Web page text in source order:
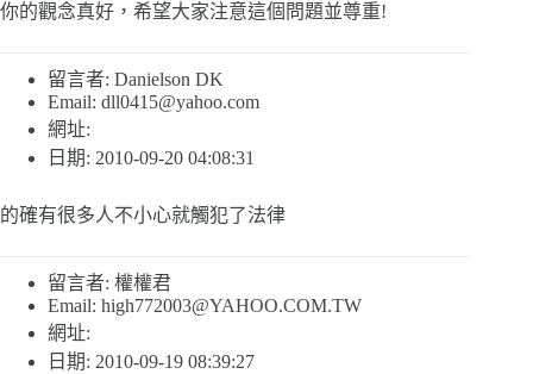
你的觀念真好，希望大家注意這個問題並尊重!
留言者: Danielson DK
Email: dll0415@yahoo.com
網址:
日期: 2010-09-20 04:08:31
的確有很多人不小心就觸犯了法律
留言者: 權權君
Email: high772003@YAHOO.COM.TW
網址:
日期: 2010-09-19 08:39:27